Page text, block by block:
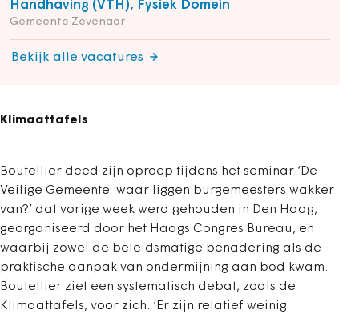
Handhaving (VTH), Fysiek Domein
Gemeente Zevenaar
Bekijk alle vacatures
Klimaattafels
Boutellier deed zijn oproep tijdens het seminar ‘De
Veilige Gemeente: waar liggen burgemeesters wakker
van?’ dat vorige week werd gehouden in Den Haag,
georganiseerd door het Haags Congres Bureau, en
waarbij zowel de beleidsmatige benadering als de
praktische aanpak van ondermijning aan bod kwam.
Boutellier ziet een systematisch debat, zoals de
Klimaattafels, voor zich. ‘Er zijn relatief weinig